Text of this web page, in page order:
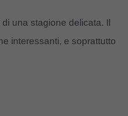
una stagione delicata. Il
interessanti, e soprattutto